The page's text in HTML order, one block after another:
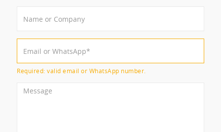
Required: valid email or WhatsApp number.